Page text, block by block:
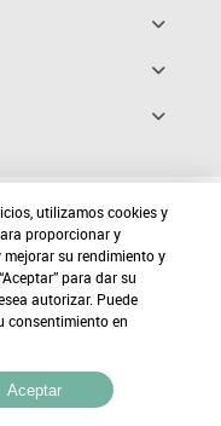
utilizamos cookies y
proporcionar y
su rendimiento y
para dar su
autorizar. Puede
consentimiento en
Aceptar